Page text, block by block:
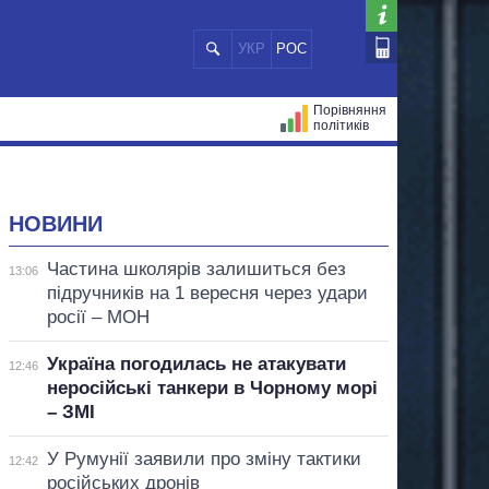
УКР РОС
Порівняння
політиків
НОВИНИ
13:06
Частина школярів залишиться без
підручників на 1 вересня через удари
росії – МОН
12:46
Україна погодилась не атакувати
неросійські танкери в Чорному морі
– ЗМІ
12:42
У Румунії заявили про зміну тактики
російських дронів